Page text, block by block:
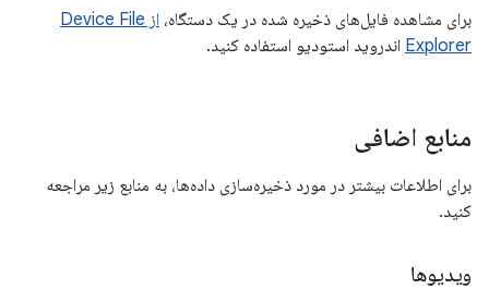
برای مشاهده فایل‌های ذخیره شده در یک دستگاه،
از Device File
Explorer اندروید استودیو استفاده کنید.
منابع اضافی
برای اطلاعات بیشتر در مورد ذخیره‌سازی داده‌ها، به منابع زیر مراجعه
کنید.
ویدیوها